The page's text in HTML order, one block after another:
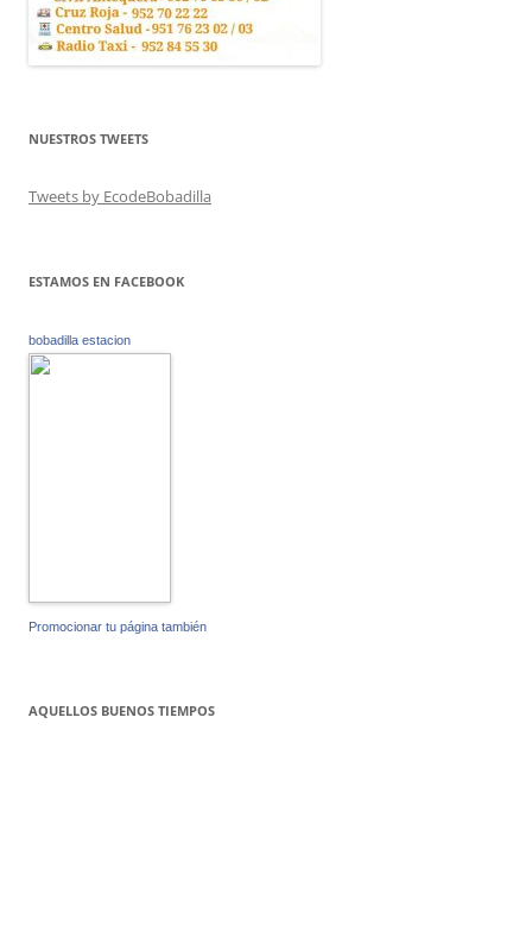
NUESTROS TWEETS
Tweets by EcodeBobadilla
ESTAMOS EN FACEBOOK
bobadilla estacion
Promocionar tu página también
AQUELLOS BUENOS TIEMPOS